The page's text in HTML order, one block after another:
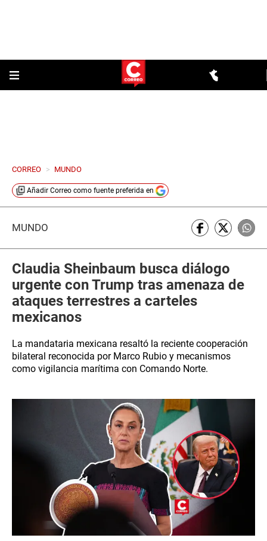
CORREO > MUNDO
Añadir Correo como fuente preferida en
MUNDO
Claudia Sheinbaum busca diálogo
urgente con Trump tras amenaza de
ataques terrestres a carteles
mexicanos
La mandataria mexicana resaltó la reciente cooperación
bilateral reconocida por Marco Rubio y mecanismos
como vigilancia marítima con Comando Norte.